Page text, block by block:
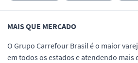
MAIS QUE MERCADO
O Grupo Carrefour Brasil é o maior
em todos os estados e atendendo mais